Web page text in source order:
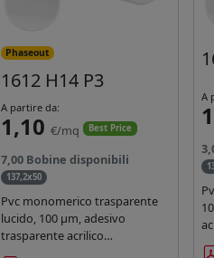
Phaseout
1612 H14 P3
A partire da:
1,10 €/mq Best Price
7,00 Bobine disponibili
137,2x50
Pvc monomerico trasparente
lucido, 100 µm, adesivo
trasparente acrilico
permanente durata 3 anni, liner
A